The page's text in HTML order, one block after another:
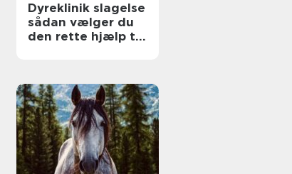
Dyreklinik slagelse
sådan vælger du
den rette hjælp til